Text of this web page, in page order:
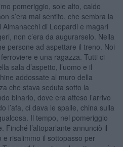
pomeriggio, sole alto, caldo
s’era mai sentito, che sembra la
di Leopardi e magari
non c’era da augurarselo. Nella
persone ad aspettare il treno. Noi
e una ragazza. Tutti ci
sala d’aspetto, l’uomo e il
addossate al muro della
che stava seduta sotto la
binario, dove era atteso l’arrivo
l’afa, ci dava le spalle, china sulla
Il tempo, nel pomeriggio
Finché l’altoparlante annunciò il
risalimmo il sottopasso per